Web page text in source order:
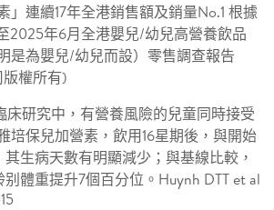
連續17年全港銷售額及銷量No.1 根據
2025年6月全港嬰兒/幼兒高營養飲品
是為嬰兒/幼兒而設）零售調查報告
權所有)
研究中，有營養風險的兒童同時接受
培保兒加營素，飲用16星期後，與開始
生病天數有明顯減少；與基線比較，
體重提升7個百分位。Huynh DTT et al